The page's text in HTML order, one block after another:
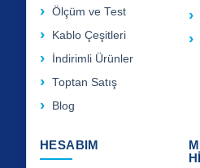
Ölçüm ve Test
Kablo Çeşitleri
İndirimli Ürünler
Toptan Satış
Blog
HESABIM